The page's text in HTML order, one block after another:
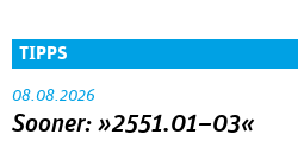
TIPPS
08.08.2026
Sooner: »2551.01–03«